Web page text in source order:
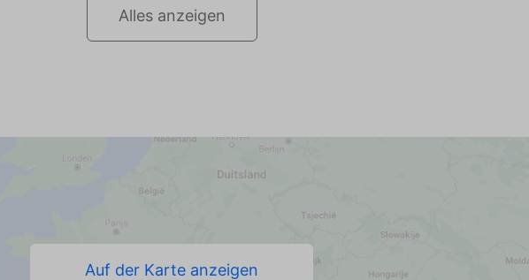
Alles anzeigen
Auf der Karte anzeigen